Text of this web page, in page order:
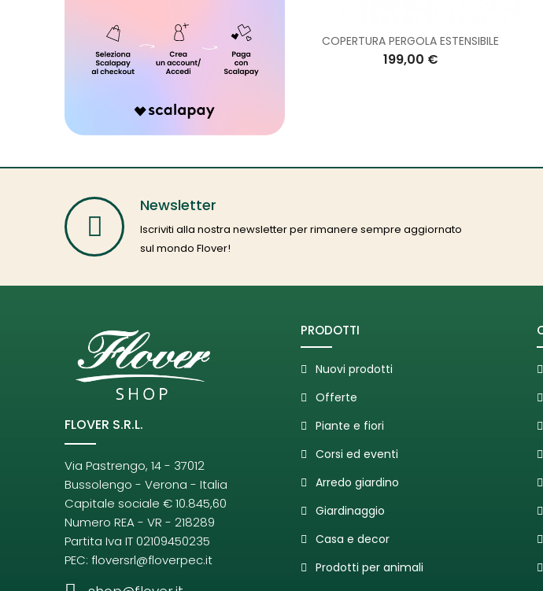
COPERTURA PERGOLA ESTENSIBILE
199,00 €
Newsletter
Iscriviti alla nostra newsletter per rimanere sempre aggiornato
sul mondo Flover!
FLOVER S.R.L.
Via Pastrengo, 14 - 37012
Bussolengo - Verona - Italia
Capitale sociale € 10.845,60
Numero REA - VR - 218289
Partita Iva IT 02109450235
PEC: floversrl@floverpec.it
PRODOTTI
Nuovi prodotti
Offerte
Piante e fiori
Corsi ed eventi
Arredo giardino
Giardinaggio
Casa e decor
Prodotti per animali